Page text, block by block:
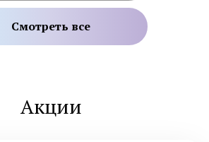
Смотреть все
Акции